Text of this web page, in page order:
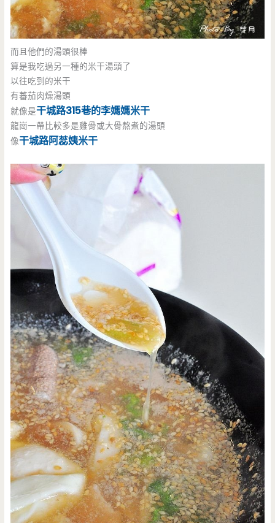
而且他們的湯頭很棒
算是我吃過另一種的米干湯頭了
以往吃到的米干
有蕃茄肉燥湯頭
就像是干城路315巷的李媽媽米干
龍崗一帶比較多是雞骨或大骨熬煮的湯頭
像干城路阿蕊姨米干